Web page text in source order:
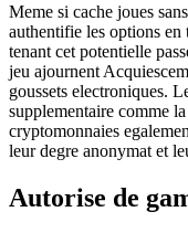
Meme si cache joues
authentifie les options en
tenant cet potentielle
jeu ajournent
goussets electroniques.
supplementaire comme
cryptomonnaies
leur degre anonymat et
Autorise de